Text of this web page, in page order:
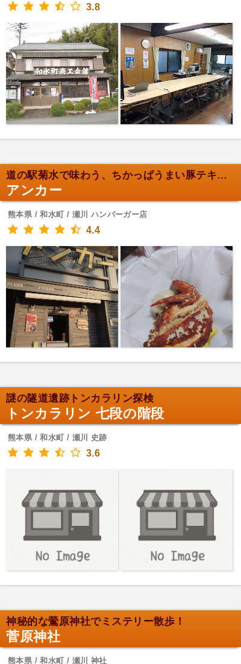
3.8
道の駅菊水で味わう、ちかっぱうまい豚テキバーガー！
アンカー
熊本県 / 和水町 / 瀬川 ハンバーガー店
4.4
謎の隧道遺跡トンカラリン探検
トンカラリン 七段の階段
熊本県 / 和水町 / 瀬川 史跡
3.6
神秘的な鶯原神社でミステリー散歩！
菅原神社
熊本県 / 和水町 / 瀬川 神社